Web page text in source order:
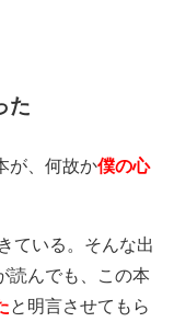
た
が、何故か僕の心
ている。そんな出
読んでも、この本
と明言させてもら